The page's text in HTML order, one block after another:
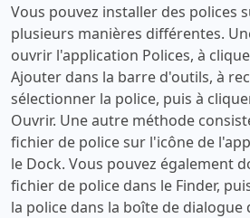
Vous pouvez installer des polices
plusieurs manières différentes.
ouvrir l'application Polices, à
Ajouter dans la barre d'outils, à
sélectionner la police, puis à
Ouvrir. Une autre méthode
fichier de police sur l'icône de
le Dock. Vous pouvez également
fichier de police dans le Finder,
la police dans la boîte de dialogue